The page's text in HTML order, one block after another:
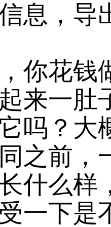
息，导
你花钱
来一肚
吗？大
之前，
什么样
一下是